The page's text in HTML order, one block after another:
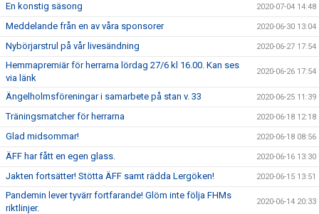
En konstig säsong 2020-07-04 14:48
Meddelande från en av våra sponsorer 2020-06-30 13:04
Nybörjarstrul på vår livesändning 2020-06-27 17:54
Hemmapremiär för herrarna lördag 27/6 kl 16.00. Kan ses
via länk
2020-06-26 17:54
Ängelholmsföreningar i samarbete på stan v. 33 2020-06-25 11:39
Träningsmatcher för herrarna 2020-06-18 12:18
Glad midsommar! 2020-06-18 08:56
ÄFF har fått en egen glass. 2020-06-16 13:30
Jakten fortsätter! Stötta ÄFF samt rädda Lergöken! 2020-06-15 13:51
Pandemin lever tyvärr fortfarande! Glöm inte följa FHMs
riktlinjer.
2020-06-14 20:33